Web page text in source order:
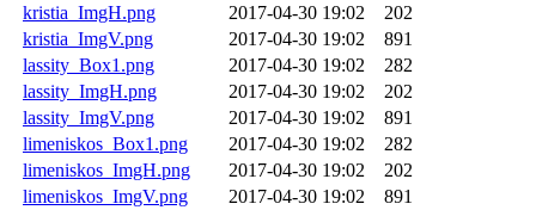
kristia_ImgH.png
2017-04-30 19:02
202
kristia_ImgV.png
2017-04-30 19:02
891
lassity_Box1.png
2017-04-30 19:02
282
lassity_ImgH.png
2017-04-30 19:02
202
lassity_ImgV.png
2017-04-30 19:02
891
limeniskos_Box1.png
2017-04-30 19:02
282
limeniskos_ImgH.png
2017-04-30 19:02
202
limeniskos_ImgV.png
2017-04-30 19:02
891